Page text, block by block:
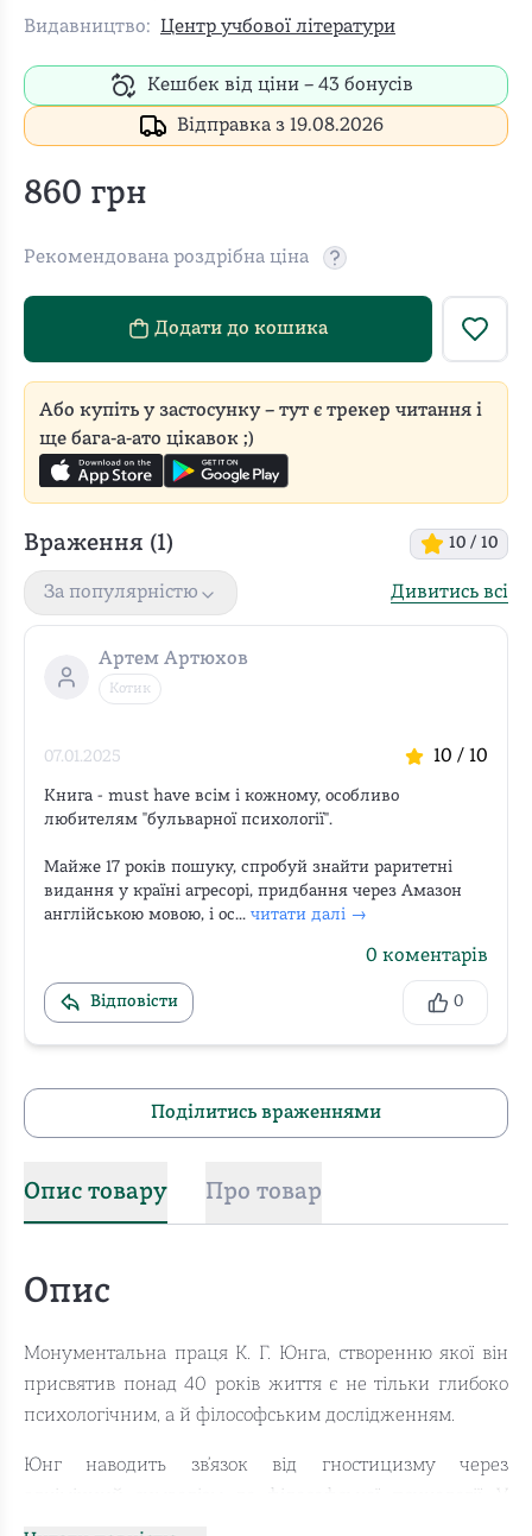
Видавництво: Центр учбової літератури
Кешбек від ціни – 43 бонусів
Відправка з 19.08.2026
860 грн
Рекомендована роздрібна ціна
Додати до кошика
Або купіть у застосунку – тут є трекер читання і
ще бага-а-ато цікавок ;)
Враження (1) 10 / 10
За популярністю Дивитись всі
Артем Артюхов
Котик
07.01.2025 10 / 10
Книга - must have всім і кожному, особливо
любителям "бульварної психології".
Майже 17 років пошуку, спробуй знайти раритетні
видання у країні агресорі, придбання через Амазон
англійською мовою, і ос... читати далі →
0 коментарів
Відповісти 0
Поділитись враженнями
Опис товару Про товар
Опис
Монументальна праця К. Г. Юнга, створенню якої він
присвятив понад 40 років життя є не тільки глибоко
психологічним, а й філософським дослідженням.
Юнг наводить зв’язок від гностицизму через
цій книзі Юнг торкнувся настільки сміливих